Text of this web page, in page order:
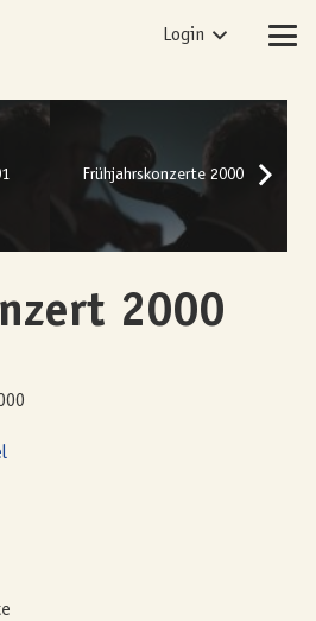
Login
Frühjahrskonzerte 2000
2000